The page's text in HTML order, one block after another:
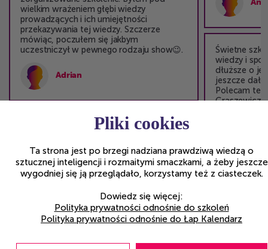
wielkim wrażeniem głębi wiedzy
prowadzących i ich umiejętności
przekazywania tej wiedzy. Szczerze
mówiąc, poczułem się jakbym
uczestniczył w pewnego rodzaju show😉.
Adrian
Świetne
wiedzy i
dłuższe o
jeszcze
Polecam
Graszewicz i
Pliki cookies
Ta strona jest po brzegi nadziana prawdziwą wiedzą o
sztucznej inteligencji i rozmaitymi smaczkami, a żeby jeszcze
wygodniej się ją przeglądało, korzystamy też z ciasteczek.
Dowiedz się więcej:
Polityka prywatności odnośnie do szkoleń
Polityka prywatności odnośnie do Łap Kalendarz